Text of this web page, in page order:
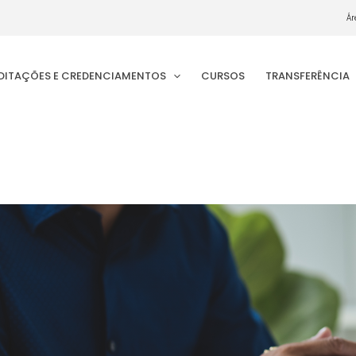
E CREDENCIAMENTOS CURSOS TRANSFERÊNCIA